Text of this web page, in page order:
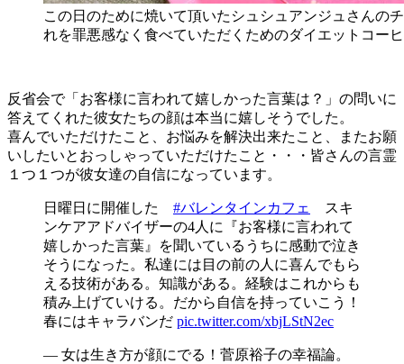
この日のために焼いて頂いたシュシュアンジュさんの
れを罪悪感なく食べていただくためのダイエットコー
反省会で「お客様に言われて嬉しかった言葉は？」の問いに
答えてくれた彼女たちの顔は本当に嬉しそうでした。
喜んでいただけたこと、お悩みを解決出来たこと、またお願
いしたいとおっしゃっていただけたこと・・・皆さんの言霊
１つ１つが彼女達の自信になっています。
日曜日に開催した #バレンタインカフェ
スキ
ンケアアドバイザーの4人に『お客様に言われて
嬉しかった言葉』を聞いているうちに感動で泣き
そうになった。私達には目の前の人に喜んでもら
える技術がある。知識がある。経験はこれからも
積み上げていける。だから自信を持っていこう！
春にはキャラバンだ pic.twitter.com/xbjLStN2ec
— 女は生き方が顔にでる！菅原裕子の幸福論。